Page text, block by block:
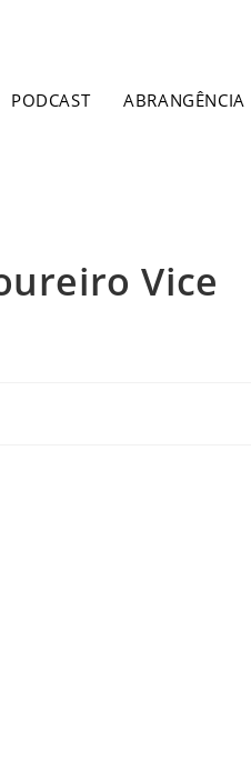
PODCAST ABRANGÊNCIA
Vice